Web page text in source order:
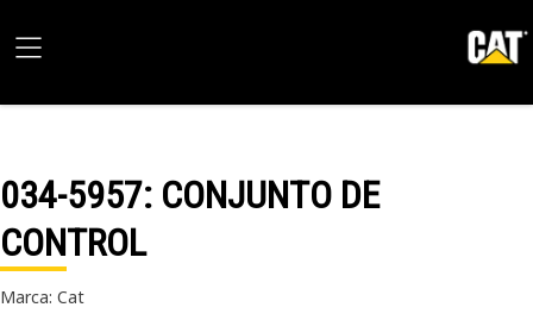
034-5957: CONJUNTO DE
CONTROL
Marca: Cat